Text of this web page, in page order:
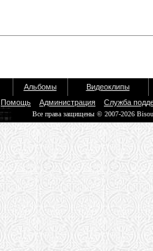
Альбомы
Видеоклипы
Помощь Администрация Служба
Все права защищены © 2007-2026